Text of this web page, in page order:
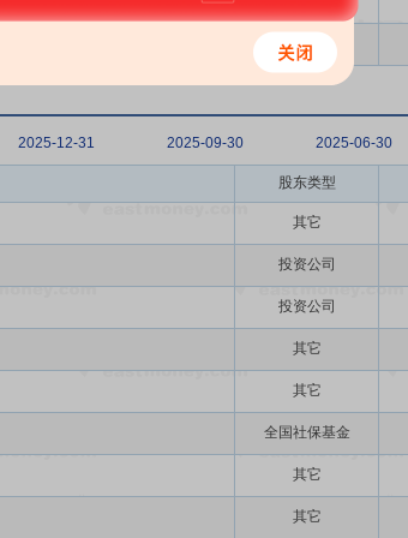
个人
2025-12-31 2025-09-30 2025-06-30
股东类型
其它
投资公司
投资公司
其它
其它
全国社保基金
其它
其它